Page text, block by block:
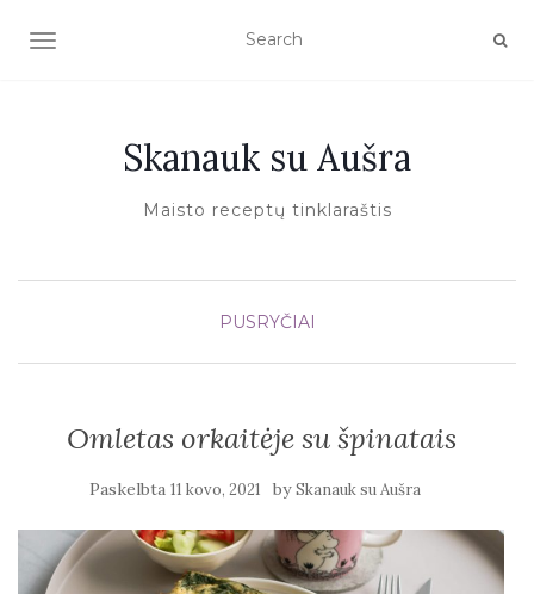
TOGGLE NAVIGATION
Skanauk su Aušra
Maisto receptų tinklaraštis
PUSRYČIAI
Omletas orkaitėje su špinatais
Paskelbta 11 kovo, 2021 bySkanauk su Aušra